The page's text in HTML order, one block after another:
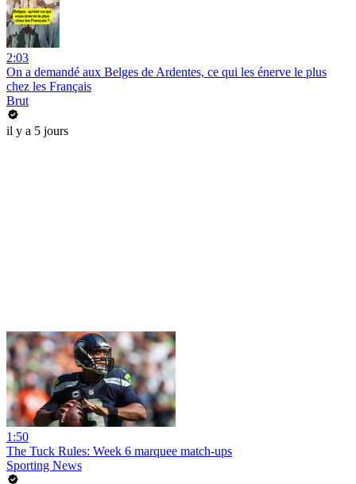
2:03
On a demandé aux Belges de Ardentes, ce qui les énerve le plus
chez les Français
Brut
il y a 5 jours
1:50
The Tuck Rules: Week 6 marquee match-ups
Sporting News